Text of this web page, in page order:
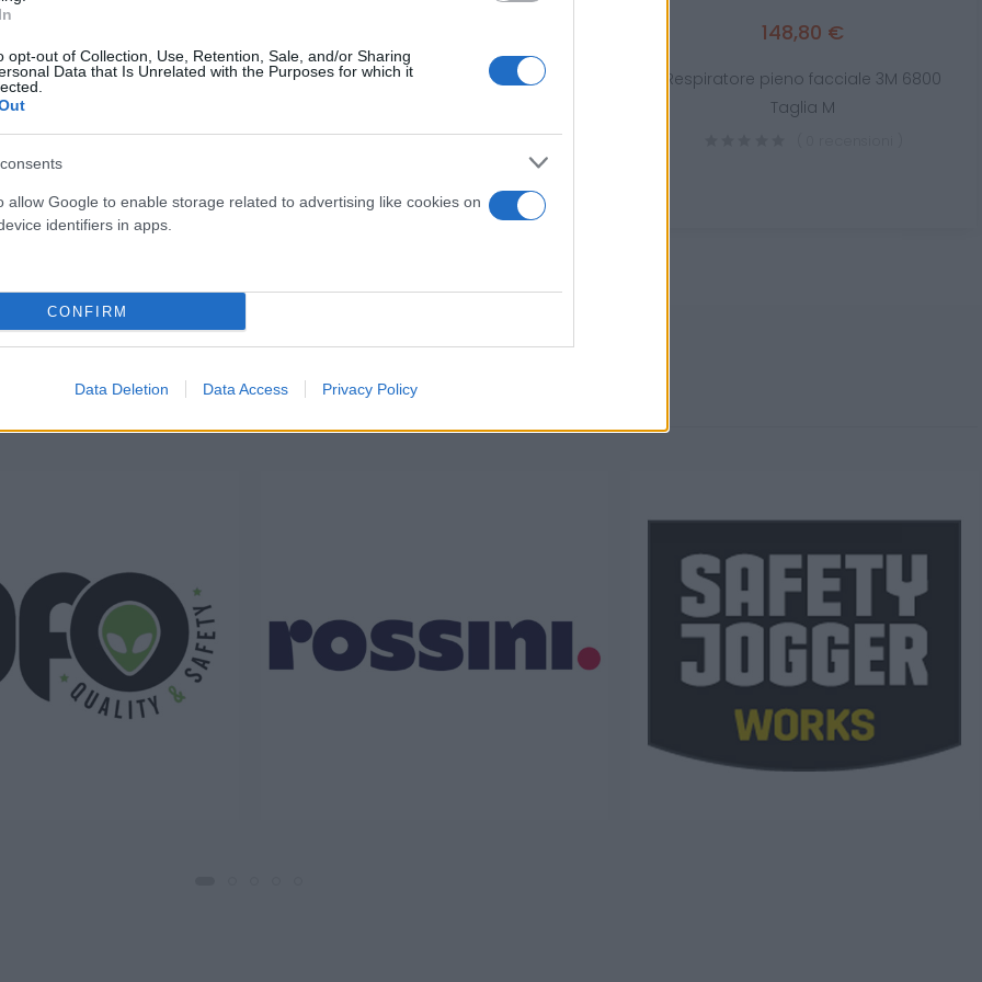
opt-out of Collection, Use, Retention, Sale, and/or Sharing
Data that Is Unrelated with the Purposes for which it
allow Google to enable storage related to advertising like cookies on
identifiers in apps.
CONFIRM
Data Deletion Data Access Privacy Policy
3,20 €
nitrile monouso neri senza
DarniBlack Tg. S-M-L-XL
( 0 recensioni )
Scarpa antinfortunistica U Power Matt Esd
( 0 recensioni )
148,80 €
Respiratore pieno facciale 3M 6800
Taglia M
I nostri Marchi